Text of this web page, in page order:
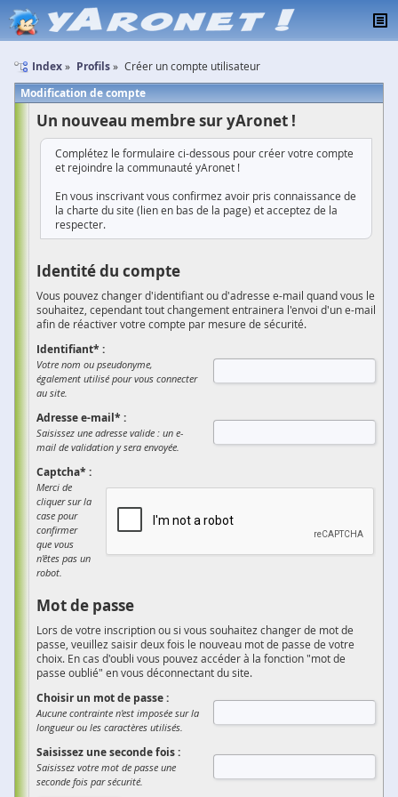
Index Profils Créer un compte utilisateur
Modification de compte
Un nouveau membre sur yAronet !
Complétez le formulaire ci-dessous pour créer votre compte
et rejoindre la communauté yAronet !
En vous inscrivant vous confirmez avoir pris connaissance de
la charte du site (lien en bas de la page) et acceptez de la
respecter.
Identité du compte
Vous pouvez changer d'identifiant ou d'adresse e-mail quand vous le
souhaitez, cependant tout changement entrainera l'envoi d'un e-mail
afin de réactiver votre compte par mesure de sécurité.
Identifiant* :
Votre nom ou pseudonyme,
également utilisé pour vous connecter
au site.
Adresse e-mail* :
Saisissez une adresse valide : un e-
mail de validation y sera envoyée.
Captcha* :
Merci de
cliquer sur la
case pour
confirmer
que vous
n'êtes pas un
robot.
Mot de passe
Lors de votre inscription ou si vous souhaitez changer de mot de
passe, veuillez saisir deux fois le nouveau mot de passe de votre
choix. En cas d'oubli vous pouvez accéder à la fonction "mot de
passe oublié" en vous déconnectant du site.
Choisir un mot de passe :
Aucune contrainte n'est imposée sur la
longueur ou les caractères utilisés.
Saisissez une seconde fois :
Saisissez votre mot de passe une
seconde fois par sécurité.